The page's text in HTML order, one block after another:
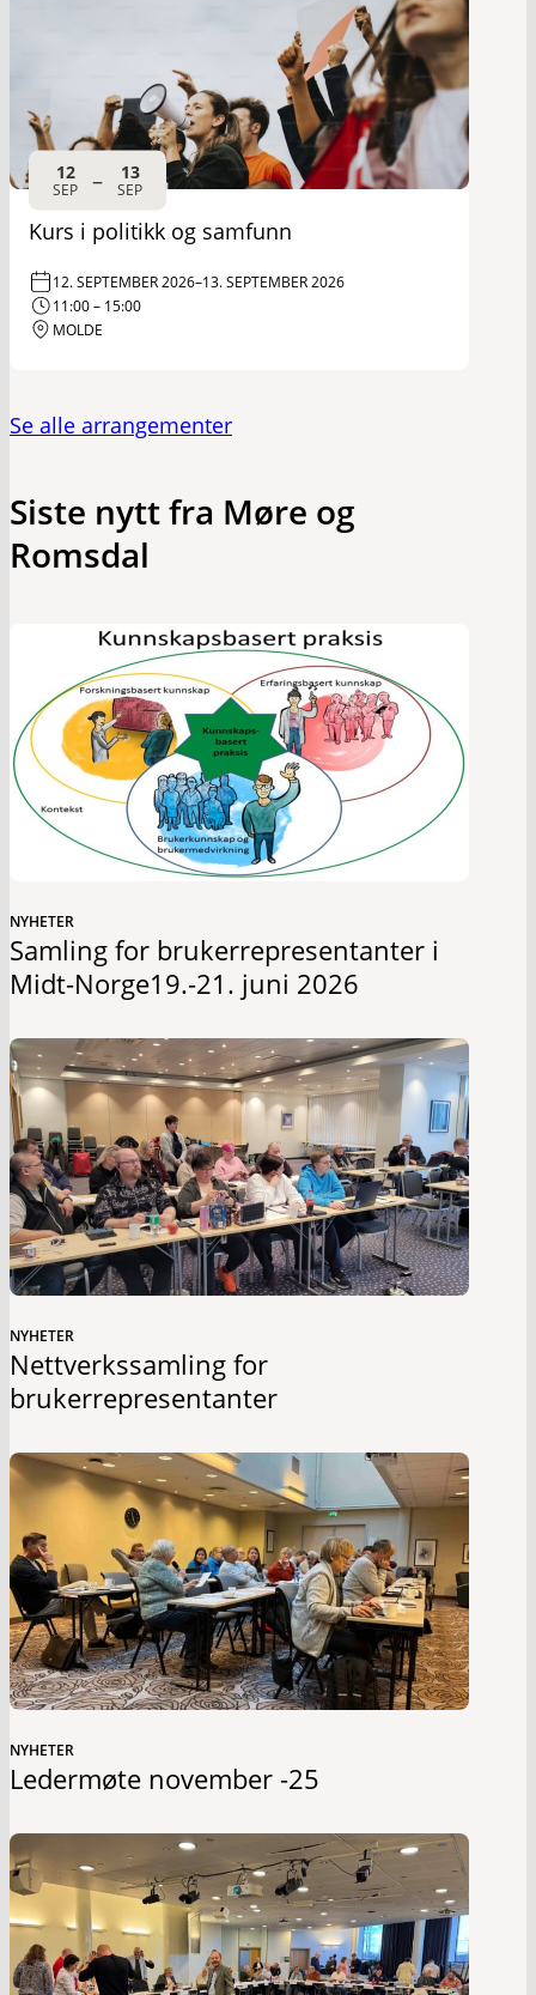
12
SEP – 13
SEP
Kurs i politikk og samfunn
12. SEPTEMBER 2026–13. SEPTEMBER 2026
11:00 – 15:00
MOLDE
Se alle arrangementer
Siste nytt fra Møre og
Romsdal
NYHETER
Samling for brukerrepresentanter i
Midt-Norge19.-21. juni 2026
NYHETER
Nettverkssamling for
brukerrepresentanter
NYHETER
Ledermøte november -25